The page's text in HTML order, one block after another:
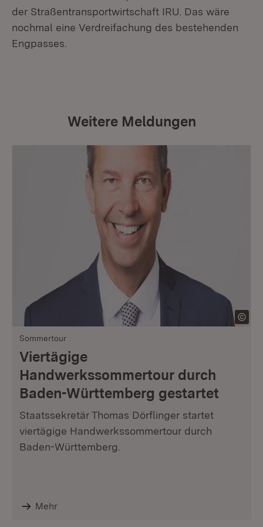
der Straßentransportwirtschaft IRU. Das wäre
nochmal eine Verdreifachung des bestehenden
Engpasses.
Weitere Meldungen
Sommertour
Viertägige
Handwerkssommertour durch
Baden-Württemberg gestartet
Staatssekretär Thomas Dörflinger startet
viertägige Handwerkssommertour durch
Baden-Württemberg.
Mehr